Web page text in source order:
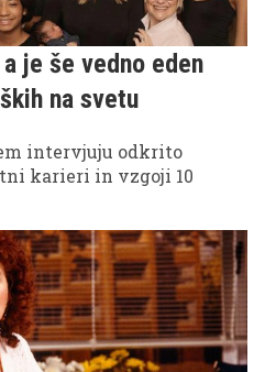
je še vedno eden
na svetu
intervjuju odkrito
karieri in vzgoji 10